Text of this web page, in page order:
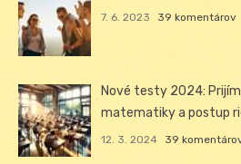
7. 6. 2023 39 komentárov
Nové testy 2024:
matematiky a postup
12. 3. 2024 39